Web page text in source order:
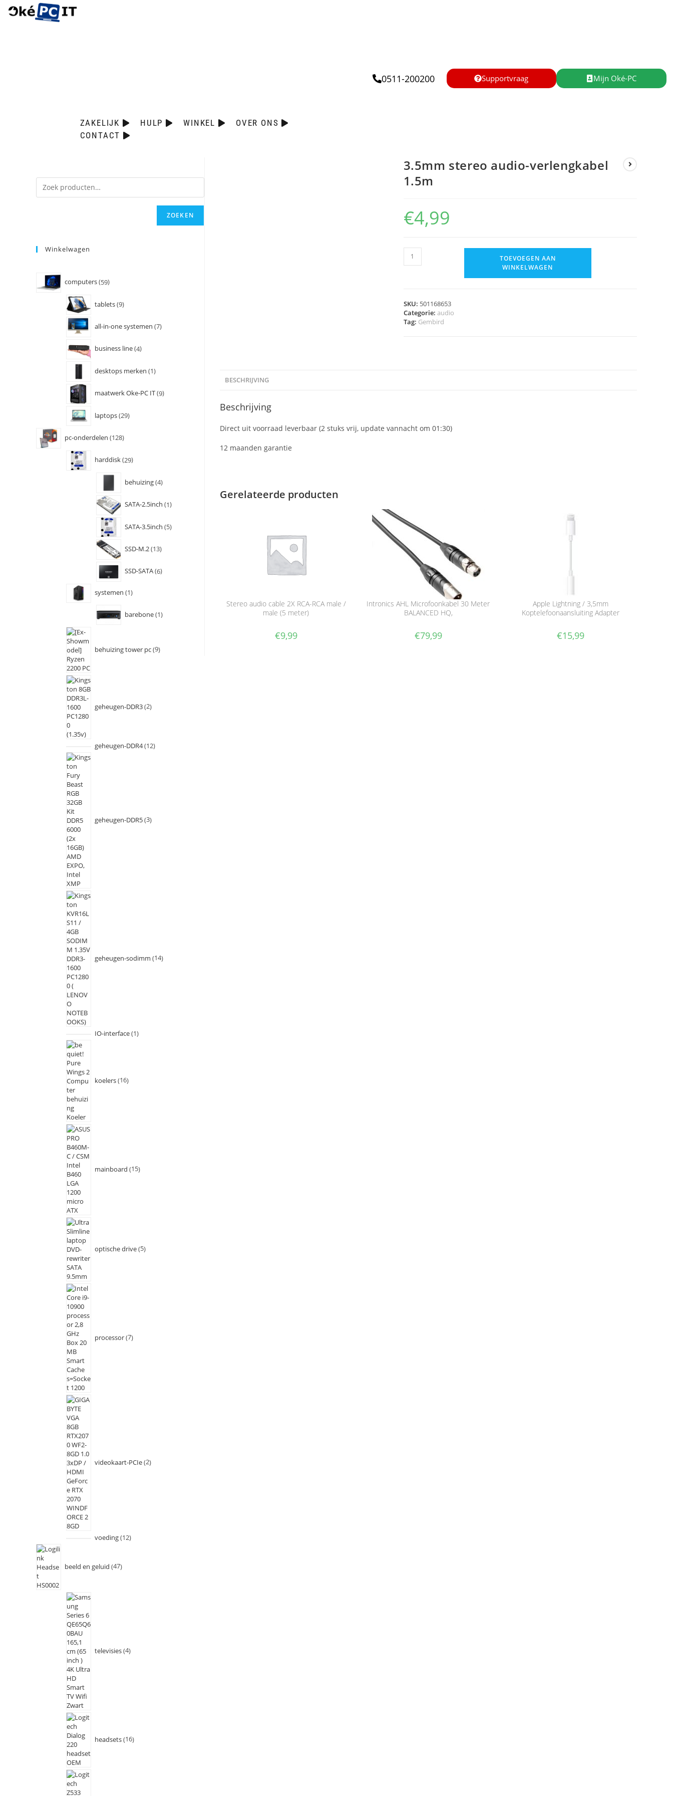
ZAKELIJK HULP WINKEL
OVER ONS
CONTACT
0511-200200 Supportvraag Mijn Oké-PC
3.5mm stereo audio-verlengkabel
1.5m
€4,99
TOEVOEGEN AAN
WINKELWAGEN
SKU: 501168653
Categorie: audio
Tag: Gembird
BESCHRIJVING
Beschrijving
Direct uit voorraad leverbaar (2 stuks vrij, update vannacht om 01:30)
12 maanden garantie
Gerelateerde producten
Stereo audio cable 2X RCA-RCA male /
male (5 meter)
€9,99
Intronics AHL Microfoonkabel 30 Meter
BALANCED HQ,
€79,99
Apple Lightning / 3,5mm
Koptelefoonaansluiting Adapter
€15,99
ZOEKEN
Winkelwagen
computers 59
tablets 9
all-in-one systemen 7
business line 4
desktops merken 1
maatwerk Oke-PC IT 9
laptops 29
pc-onderdelen 128
harddisk 29
behuizing 4
SATA-2.5inch 1
SATA-3.5inch 5
SSD-M.2 13
SSD-SATA 6
systemen 1
barebone 1
behuizing tower pc 9
geheugen-DDR3 2
geheugen-DDR4 12
geheugen-DDR5 3
geheugen-sodimm 14
IO-interface 1
koelers 16
mainboard 15
optische drive 5
processor 7
videokaart-PCIe 2
voeding 12
beeld en geluid 47
televisies 4
headsets 16